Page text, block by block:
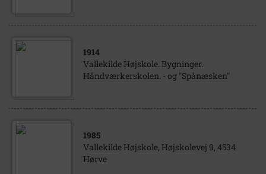
1914
Vallekilde Højskole. Bygninger.
Håndværkerskolen. - og "Spånæsken"
1985
Vallekilde Højskole, Højskolevej 9, 4534
Hørve